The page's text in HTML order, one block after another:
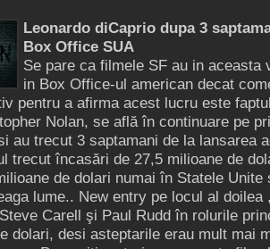
Leonardo diCaprio dupa 3
Box Office SUA
Se pare ca filmele SF au in aceasta
in Box Office-ul american decat
pentru a afirma acest lucru este
Nolan, se află în continuare pe
au trecut 3 saptamani de la lansarea
trecut încasări de 27,5 milioane de
de dolari numai în Statele Unite
lume.. New entry pe locul al doilea
Carell şi Paul Rudd în rolurile
dolari, desi asteptarile erau mult mai